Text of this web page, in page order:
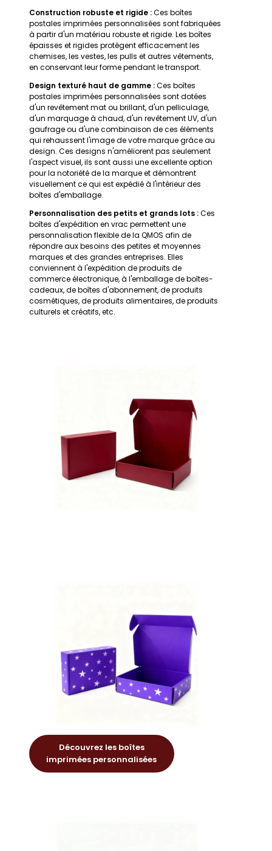
Construction robuste et rigide :Ces boîtes
postales imprimées personnalisées sont fabriquées
à partir d'un matériau robuste et rigide. Les boîtes
épaisses et rigides protègent efficacement les
chemises, les vestes, les pulls et autres vêtements,
en conservant leur forme pendant le transport.
Design texturé haut de gamme :Ces boîtes
postales imprimées personnalisées sont dotées
d'un revêtement mat ou brillant, d'un pelliculage,
d'un marquage à chaud, d'un revêtement UV, d'un
gaufrage ou d'une combinaison de ces éléments
qui rehaussent l'image de votre marque grâce au
design. Ces designs n'améliorent pas seulement
l'aspect visuel, ils sont aussi une excellente option
pour la notoriété de la marque et démontrent
visuellement ce qui est expédié à l'intérieur des
boîtes d'emballage.
Personnalisation des petits et grands lots :Ces
boîtes d'expédition en vrac permettent une
personnalisation flexible de la QMOS afin de
répondre aux besoins des petites et moyennes
marques et des grandes entreprises. Elles
conviennent à l'expédition de produits de
commerce électronique, à l'emballage de boîtes-
cadeaux, de boîtes d'abonnement, de produits
cosmétiques, de produits alimentaires, de produits
culturels et créatifs, etc.
Découvrez les boîtes
imprimées personnalisées